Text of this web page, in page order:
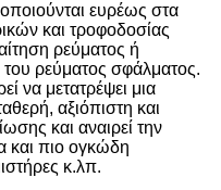
ευρέως στα
και τροφοδοσίας
ρεύματος ή
ρεύματος σφάλματος.
να μετατρέψει μια
αξιόπιστη και
και αναιρεί την
και πιο ογκώδη
κ.λπ.